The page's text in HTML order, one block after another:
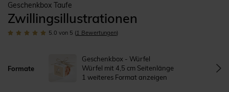
Geschenkbox Taufe
Zwillingsillustrationen
5.0 von 5 (1 Bewertungen)
Formate
Geschenkbox - Würfel
Würfel mit 4,5 cm Seitenlänge
1 weiteres Format anzeigen